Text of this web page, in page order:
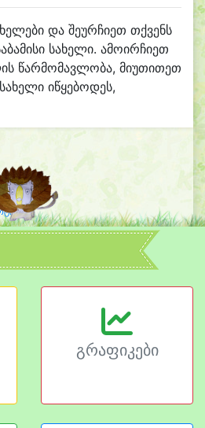
და შეურჩიეთ თქვენს
სახელი. ამოირჩიეთ
წარმომავლობა, მიუთითეთ
იწყებოდეს,
გრაფიკები